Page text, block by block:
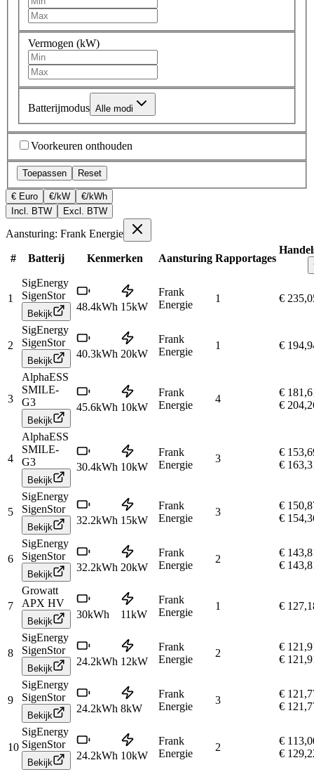
Vermogen (kW)
Batterijmodus Alle modi
Voorkeuren onthouden
Toepassen Reset
€ Euro €/kW
€/kWh
Incl. BTW
Excl. BTW
Aansturing: Frank Energie
# Batterij Kenmerken Aansturing Rapportages
1
SigEnergy
SigenStor
Bekijk
48.4kWh 15kW
Frank
Energie
1 €
2
SigEnergy
SigenStor
Bekijk
40.3kWh 20kW
Frank
Energie
1 €
3
AlphaESS
SMILE-
G3
Bekijk
45.6kWh 10kW
Frank
Energie
4
€
€
4
AlphaESS
SMILE-
G3
Bekijk
30.4kWh 10kW
Frank
Energie
3
€
€
5
SigEnergy
SigenStor
Bekijk
32.2kWh 15kW
Frank
Energie
3
€
€
6
SigEnergy
SigenStor
Bekijk
32.2kWh 20kW
Frank
Energie
2
€
€
7
Growatt
APX HV
Bekijk
30kWh 11kW
Frank
Energie
1 €
8
SigEnergy
SigenStor
Bekijk
24.2kWh 12kW
Frank
Energie
2
€
€
9
SigEnergy
SigenStor
Bekijk
24.2kWh 8kW
Frank
Energie
3
€
€
10
SigEnergy
SigenStor
Bekijk
24.2kWh 10kW
Frank
Energie
2
€
€